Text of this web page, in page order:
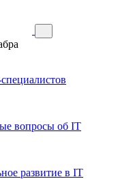
вопросы об IT
развитие в IT